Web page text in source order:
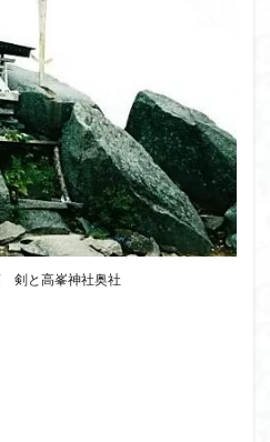
剣と高峯神社奥社